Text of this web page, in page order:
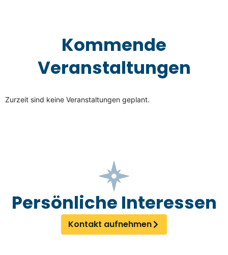
Kommende
Veranstaltungen
Zurzeit sind keine Veranstaltungen geplant.
Persönliche Interessen
Kontakt aufnehmen